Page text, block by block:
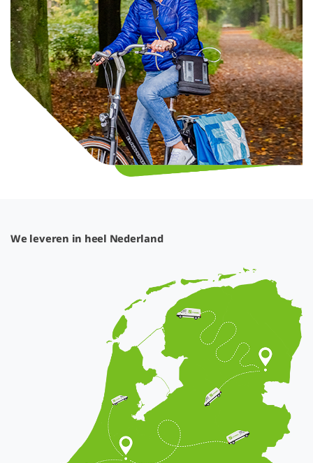
We leveren in heel Nederland